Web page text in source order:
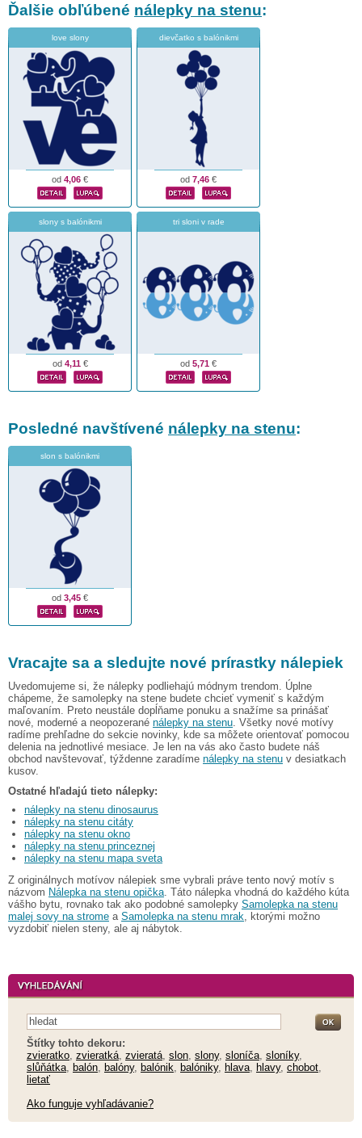
Ďalšie obľúbené nálepky na stenu:
love slony
od 4,06 €
dievčatko s balónikmi
od 7,46 €
slony s balónikmi
od 4,11€
tri sloni v rade
od 5,71 €
Posledné navštívené nálepky na stenu:
slon s balónikmi
od 3,45 €
Vracajte sa a sledujte nové prírastky nálepiek
Uvedomujeme si, že nálepky podliehajú módnym trendom. Úplne
chápeme, že samolepky na stene budete chcieť vymeniť s každým
maľovaním. Preto neustále dopĺňame ponuku a snažíme sa prinášať
nové, moderné a neopozerané nálepky na stenu . Všetky nové motívy
radíme prehľadne do sekcie novinky, kde sa môžete orientovať pomocou
delenia na jednotlivé mesiace. Je len na vás ako často budete náš
obchod navštevovať, týždenne zaradíme nálepky na stenu v desiatkach
kusov.
Ostatné hľadajú tieto nálepky:
nálepky na stenu dinosaurus
nálepky na stenu citáty
nálepky na stenu okno
nálepky na stenu princeznej
nálepky na stenu mapa sveta
Z originálnych motívov nálepiek sme vybrali práve tento nový motív s
názvom Nálepka na stenu opička . Táto nálepka vhodná do každého kúta
vášho bytu, rovnako tak ako podobné samolepky Samolepka na stenu
malej sovy na strome a Samolepka na stenu mrak , ktorými možno
vyzdobiť nielen steny, ale aj nábytok.
Štítky tohto dekoru:
zvieratko zvieratká zvieratá slon slony, sloníča sloníky,
slůňátka
balón balóny, balónik balóniky, hlava hlavy, chobot
lietať
Ako funguje vyhľadávanie?